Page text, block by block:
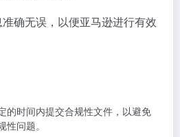
确无误，以便亚马逊进行有效
的时间内提交合规性文件，以避免
问题。